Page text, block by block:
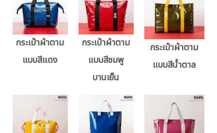
กระเป๋าผ้าตาม
แบบสีแดง
กระเป๋าผ้าตาม
แบบสีชมพู
บานเย็น
กระเป๋าผ้าตาม
แบบสีน้ำตาล